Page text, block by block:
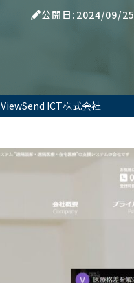
公開日:2024/09/25
ViewSend ICT株式会社